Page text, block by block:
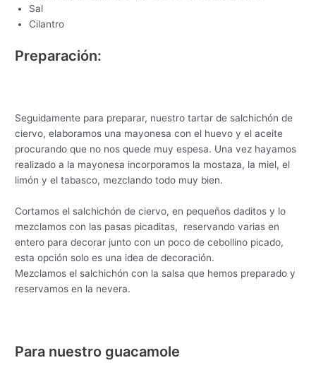
Sal
Cilantro
Preparación:
Seguidamente para preparar, nuestro tartar de salchichón de
ciervo, elaboramos una mayonesa con el huevo y el aceite
procurando que no nos quede muy espesa. Una vez hayamos
realizado a la mayonesa incorporamos la mostaza, la miel, el
limón y el tabasco, mezclando todo muy bien.
Cortamos el salchichón de ciervo, en pequeños daditos y lo
mezclamos con las pasas picaditas, reservando varias en
entero para decorar junto con un poco de cebollino picado,
esta opción solo es una idea de decoración.
Mezclamos el salchichón con la salsa que hemos preparado y
reservamos en la nevera.
Para nuestro guacamole